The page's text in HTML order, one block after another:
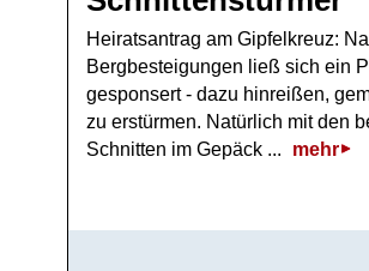
Heiratsantrag am Gipfelkreuz:
Bergbesteigungen ließ sich ein
gesponsert - dazu hinreißen,
zu erstürmen. Natürlich mit den
Schnitten im Gepäck ...
mehr